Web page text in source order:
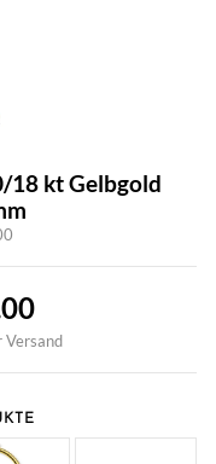
18 kt Gelbgold
Versand